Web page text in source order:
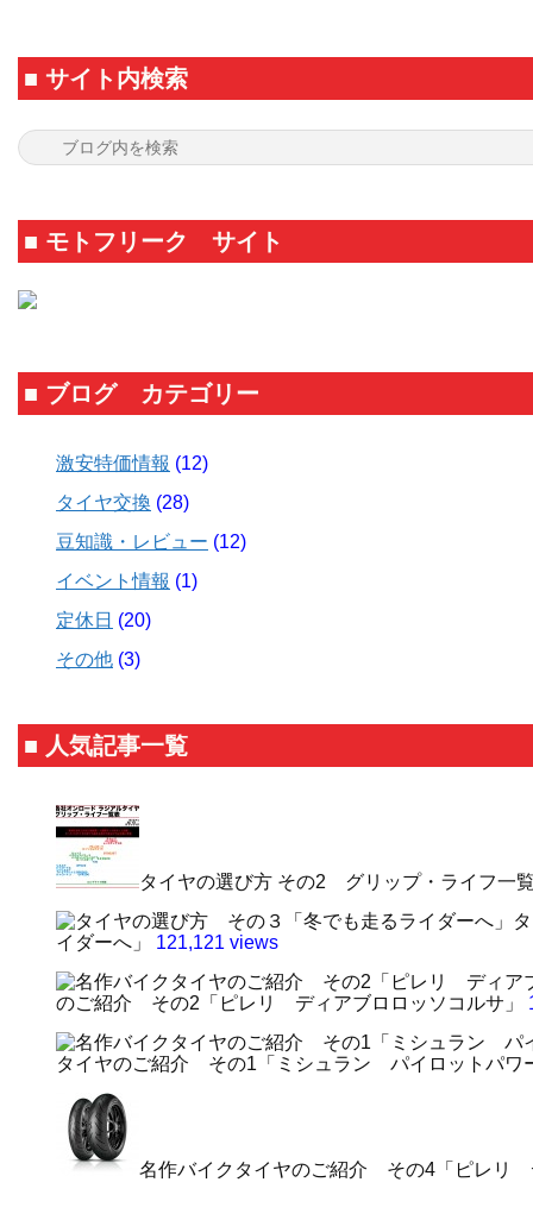
■ サイト内検索
■ モトフリーク サイト
■ ブログ カテゴリー
激安特価情報 (12)
タイヤ交換 (28)
豆知識・レビュー (12)
イベント情報 (1)
定休日 (20)
その他 (3)
■ 人気記事一覧
タイヤの選び方 その2 グリップ・ライフ一
イダーへ」
121,121 views
のご紹介 その2「ピレリ ディアブロロッソコルサ」
タイヤのご紹介 その1「ミシュラン パイロットパワ
名作バイクタイヤのご紹介 その4「ピレリ